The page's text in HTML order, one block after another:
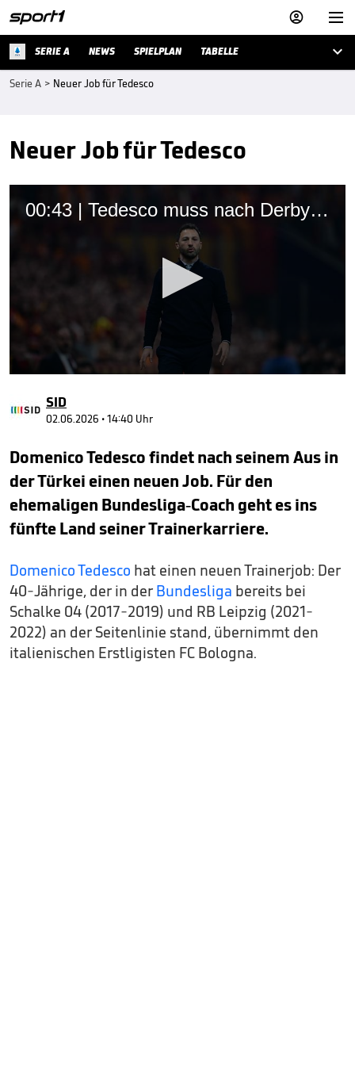


SERIE A NEWS SPIELPLAN TABELLE 
Serie A > Neuer Job für Tedesco
Neuer Job für Tedesco
00:43 | Tedesco muss nach Derby-Pleite gehen
of
43
SID
02.06.2026 • 14:40 Uhr
Domenico Tedesco findet nach seinem Aus in
der Türkei einen neuen Job. Für den
ehemaligen Bundesliga-Coach geht es ins
fünfte Land seiner Trainerkarriere.
Domenico Tedesco hat einen neuen Trainerjob: Der
40-Jährige, der in der Bundesliga bereits bei
Schalke 04 (2017-2019) und RB Leipzig (2021-
2022) an der Seitenlinie stand, übernimmt den
italienischen Erstligisten FC Bologna.